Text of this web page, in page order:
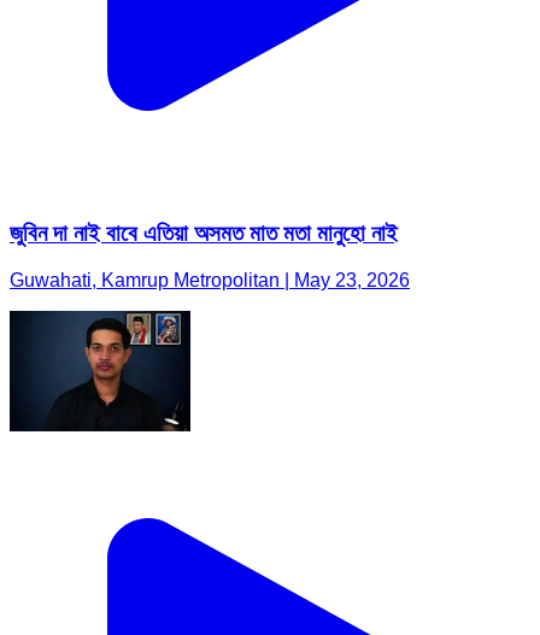
জুবিন দা নাই বাবে এতিয়া অসমত মাত মতা মানুহো নাই
Guwahati, Kamrup Metropolitan | May 23, 2026